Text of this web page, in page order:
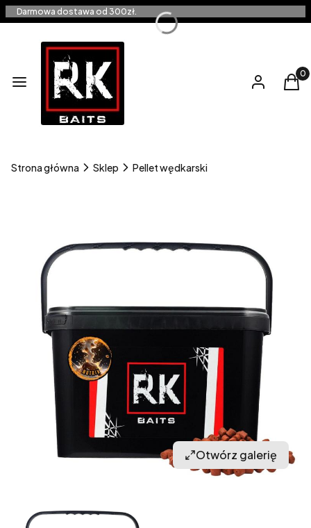
Darmowa dostawa od 300zł.
Menu Zaloguj się
Strona główna Sklep Pellet wędkarski
Otwórz galerię